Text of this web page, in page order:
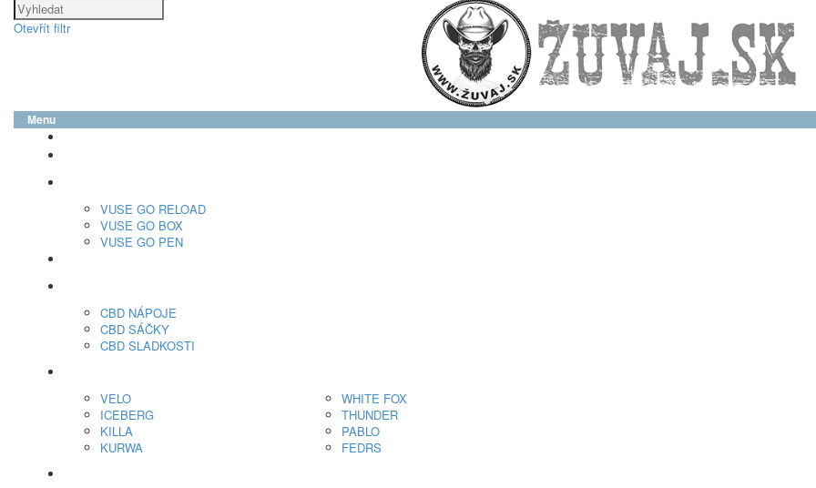
Otevřít filtr
Menu
VUSE GO RELOAD
VUSE GO BOX
VUSE GO PEN
CBD NÁPOJE
CBD SÁČKY
CBD SLADKOSTI
VELO
ICEBERG
KILLA
KURWA
WHITE FOX
THUNDER
PABLO
FEDRS